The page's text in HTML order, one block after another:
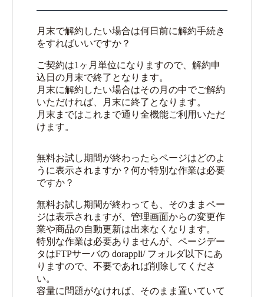
月末で解約したい場合は何日前に解約手続き
をすればいいですか？
ご契約は1ヶ月単位になりますので、解約申
込日の月末で終了となります。
月末に解約したい場合はその月の中でご解約
いただければ、月末に終了となります。
月末まではこれまで通り全機能ご利用いただ
けます。
無料お試し期間が終わったらページはどのよ
うに表示されますか？何か特別な作業は必要
ですか？
無料お試し期間が終わっても、そのままペー
ジは表示されますが、管理画面からの変更作
業や商品の自動更新は出来なくなります。
特別な作業は必要ありませんが、ページデー
タはFTPサーバの dorappli/ フォルダ以下にあ
りますので、不要であれば削除してくださ
い。
容量に問題がなければ、そのまま置いていて